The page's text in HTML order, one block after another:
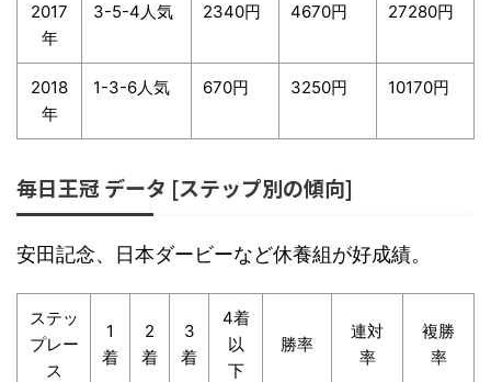
2017
年
3-5-4人気 2340円 4670円 27280円
2018
年
1-3-6人気 670円 3250円 10170円
毎日王冠 データ [ステップ別の傾向]
安田記念、日本ダービーなど休養組が好成績。
ステッ
プレー
ス
1
着
2
着
3
着
4着
以
下
勝率
連対
率
複勝
率